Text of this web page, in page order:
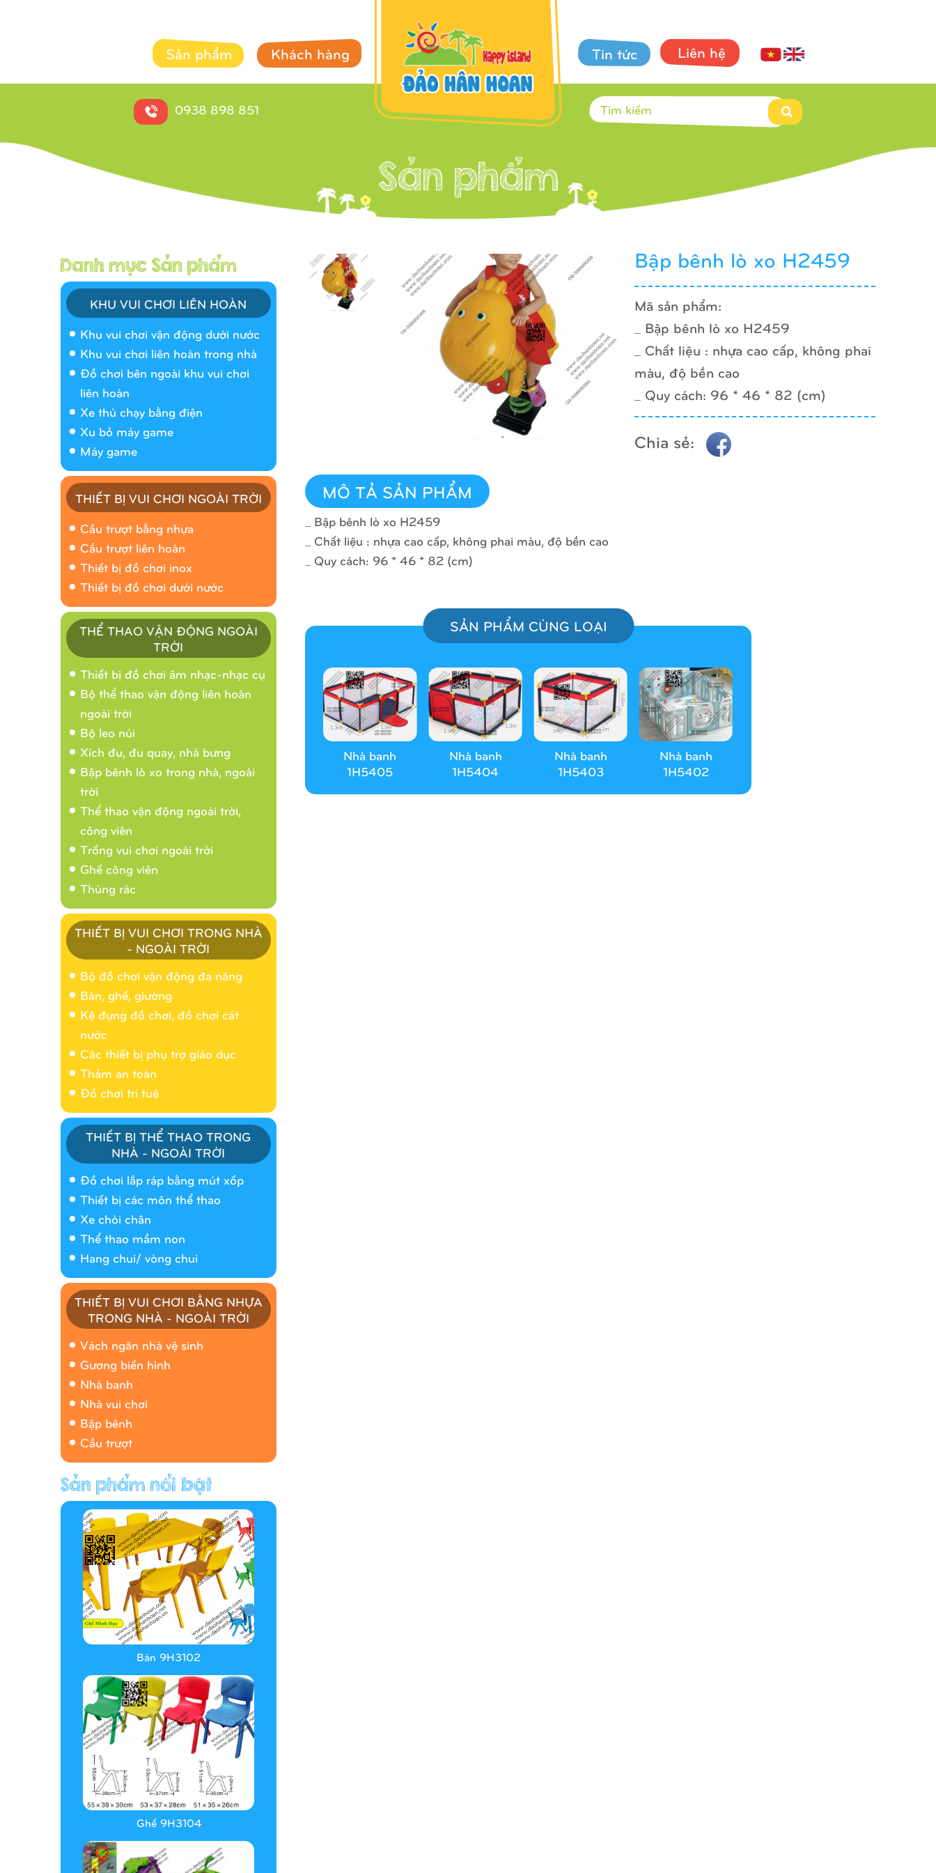
Sản phẩm Khách hàng Tin tức Liên hệ
0938 898 851
KHU VUI CHƠI LIÊN HOÀN
Khu vui chơi vận động dưới nước
Khu vui chơi liên hoàn trong nhà
Đồ chơi bên ngoài khu vui chơi
liên hoàn
Xe thú chạy bằng điện
Xu bỏ máy game
Máy game
THIẾT BỊ VUI CHƠI NGOÀI TRỜI
Cầu trượt bằng nhựa
Cầu trượt liên hoàn
Thiết bị đồ chơi inox
Thiết bị đồ chơi dưới nước
THỂ THAO VẬN ĐỘNG NGOÀI
TRỜI
Thiết bị đồ chơi âm nhạc-nhạc cụ
Bộ thể thao vận động liên hoàn
ngoài trời
Bộ leo núi
Xích đu, đu quay, nhà bưng
Bập bênh lò xo trong nhà, ngoài
trời
Thể thao vận động ngoài trời,
công viên
Trống vui chơi ngoài trời
Ghế công viên
Thùng rác
THIẾT BỊ VUI CHƠI TRONG NHÀ
- NGOÀI TRỜI
Bộ đồ chơi vận động đa năng
Bàn, ghế, giường
Kệ đựng đồ chơi, đồ chơi cát
nước
Các thiết bị phụ trợ giáo dục
Thảm an toàn
Đồ chơi trí tuệ
THIẾT BỊ THỂ THAO TRONG
NHÀ - NGOÀI TRỜI
Đồ chơi lắp ráp bằng mút xốp
Thiết bị các môn thể thao
Xe chòi chân
Thể thao mầm non
Hang chui/ vòng chui
THIẾT BỊ VUI CHƠI BẰNG NHỰA
TRONG NHÀ - NGOÀI TRỜI
Vách ngăn nhà vệ sinh
Gương biến hình
Nhà banh
Nhà vui chơi
Bập bênh
Cầu trượt
Nhà banh 9H5404
Nhà banh 9H5408
Hàng rào/nhà banh 9H5412
Bàn 9H3102
Ghế 9H3104
Bập bênh lò xo H2459
Mã sản phẩm:
_ Bập bênh lò xo H2459
_ Chất liệu : nhựa cao cấp, không phai
màu, độ bền cao
_ Quy cách: 96 * 46 * 82 (cm)
Chia sẻ:
MÔ TẢ SẢN PHẨM
_ Bập bênh lò xo H2459
_ Chất liệu : nhựa cao cấp, không phai màu, độ bền cao
_ Quy cách: 96 * 46 * 82 (cm)
SẢN PHẨM CÙNG LOẠI
Nhà banh
1H5405
Nhà banh
1H5404
Nhà banh
1H5403
Nhà banh
1H5402